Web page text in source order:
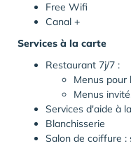
Free Wifi
Canal +
Services à la carte
Restaurant 7j/7 :
Menus pour
Menus
Services d'aide à
Blanchisserie
Salon de coiffure :